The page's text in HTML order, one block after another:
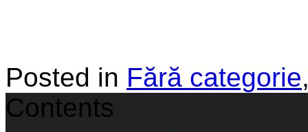
Posted in Fără categorie
Contents